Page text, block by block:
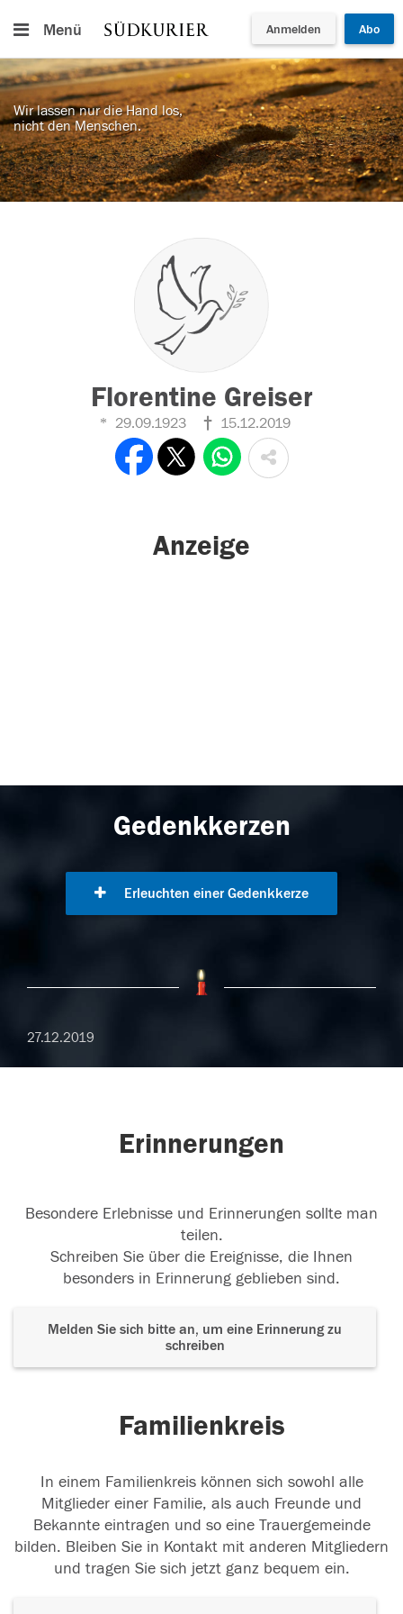
Menü Anmelden Abo
Wir lassen nur die Hand los,
nicht den Menschen.
Florentine Greiser
29.09.1923 15.12.2019
Anzeige
Gedenkkerzen
Erleuchten einer Gedenkkerze
27.12.2019
Erinnerungen
Besondere Erlebnisse und Erinnerungen sollte man
teilen.
Schreiben Sie über die Ereignisse, die Ihnen
besonders in Erinnerung geblieben sind.
Melden Sie sich bitte an, um eine Erinnerung zu
schreiben
Familienkreis
In einem Familienkreis können sich sowohl alle
Mitglieder einer Familie, als auch Freunde und
Bekannte eintragen und so eine Trauergemeinde
bilden. Bleiben Sie in Kontakt mit anderen Mitgliedern
und tragen Sie sich jetzt ganz bequem ein.